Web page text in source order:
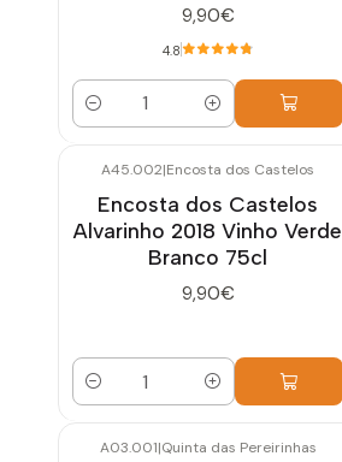
9,90€
4.8
Cantidad
A45.002|Encosta dos Castelos
Encosta dos Castelos
Alvarinho 2018 Vinho Verde
Branco 75cl
9,90€
Cantidad
A03.001|Quinta das Pereirinhas